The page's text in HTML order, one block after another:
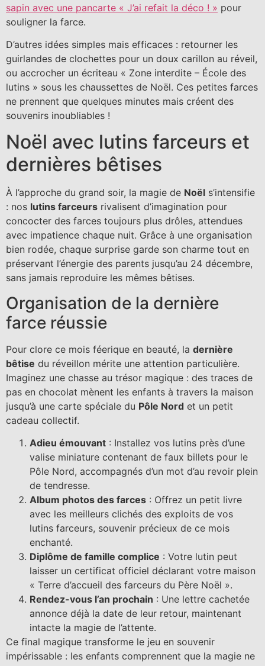
sapin avec une pancarte « J’ai refait la déco ! » pour
souligner la farce.
D’autres idées simples mais efficaces : retourner les
guirlandes de clochettes pour un doux carillon au réveil,
ou accrocher un écriteau « Zone interdite – École des
lutins » sous les chaussettes de Noël. Ces petites farces
ne prennent que quelques minutes mais créent des
souvenirs inoubliables !
Noël avec lutins farceurs et
dernières bêtises
À l’approche du grand soir, la magie de Noël s’intensifie
: nos lutins farceurs rivalisent d’imagination pour
concocter des farces toujours plus drôles, attendues
avec impatience chaque nuit. Grâce à une organisation
bien rodée, chaque surprise garde son charme tout en
préservant l’énergie des parents jusqu’au 24 décembre,
sans jamais reproduire les mêmes bêtises.
Organisation de la dernière
farce réussie
Pour clore ce mois féerique en beauté, la dernière
bêtise du réveillon mérite une attention particulière.
Imaginez une chasse au trésor magique : des traces de
pas en chocolat mènent les enfants à travers la maison
jusqu’à une carte spéciale du Pôle Nord et un petit
cadeau collectif.
Adieu émouvant : Installez vos lutins près d’une
valise miniature contenant de faux billets pour le
Pôle Nord, accompagnés d’un mot d’au revoir plein
de tendresse.
Album photos des farces : Offrez un petit livre
avec les meilleurs clichés des exploits de vos
lutins farceurs, souvenir précieux de ce mois
enchanté.
Diplôme de famille complice : Votre lutin peut
laisser un certificat officiel déclarant votre maison
« Terre d’accueil des farceurs du Père Noël ».
Rendez-vous l’an prochain : Une lettre cachetée
annonce déjà la date de leur retour, maintenant
intacte la magie de l’attente.
Ce final magique transforme le jeu en souvenir
impérissable : les enfants comprennent que la magie ne